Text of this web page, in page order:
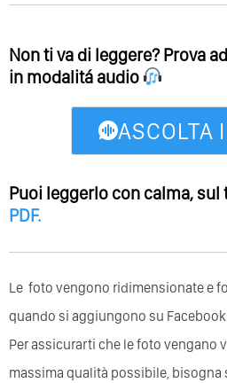
Non ti va di leggere? Prova
in modalitá audio
ASCOLTA
Puoi leggerlo con calma,
PDF.
Le foto vengono ridimensionate e
quando si aggiungono su
Per assicurarti che le foto vengano
massima qualità possibile, bisogna